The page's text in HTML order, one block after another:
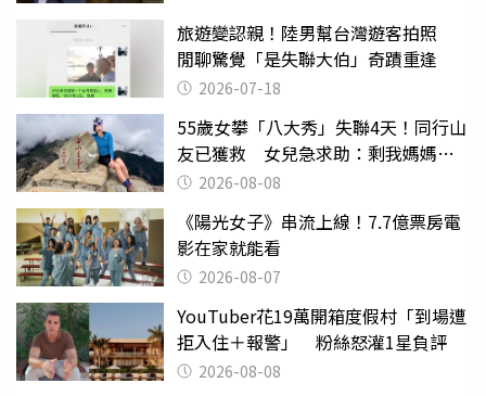
旅遊變認親！陸男幫台灣遊客拍照
閒聊驚覺「是失聯大伯」奇蹟重逢
2026-07-18
55歲女攀「八大秀」失聯4天！同行山
友已獲救 女兒急求助：剩我媽媽還
沒找到
2026-08-08
《陽光女子》串流上線！7.7億票房電
影在家就能看
2026-08-07
YouTuber花19萬開箱度假村「到場遭
拒入住＋報警」 粉絲怒灌1星負評
2026-08-08